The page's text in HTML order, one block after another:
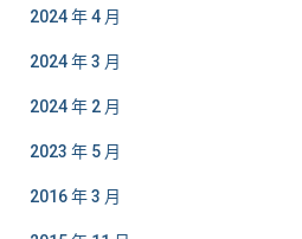
2024 年 4 月
2024 年 3 月
2024 年 2 月
2023 年 5 月
2016 年 3 月